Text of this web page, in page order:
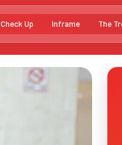
Check Up Inframe The